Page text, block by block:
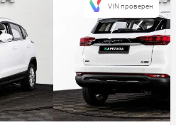
VIN проверен